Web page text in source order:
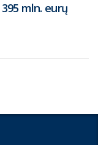
mln. eurų